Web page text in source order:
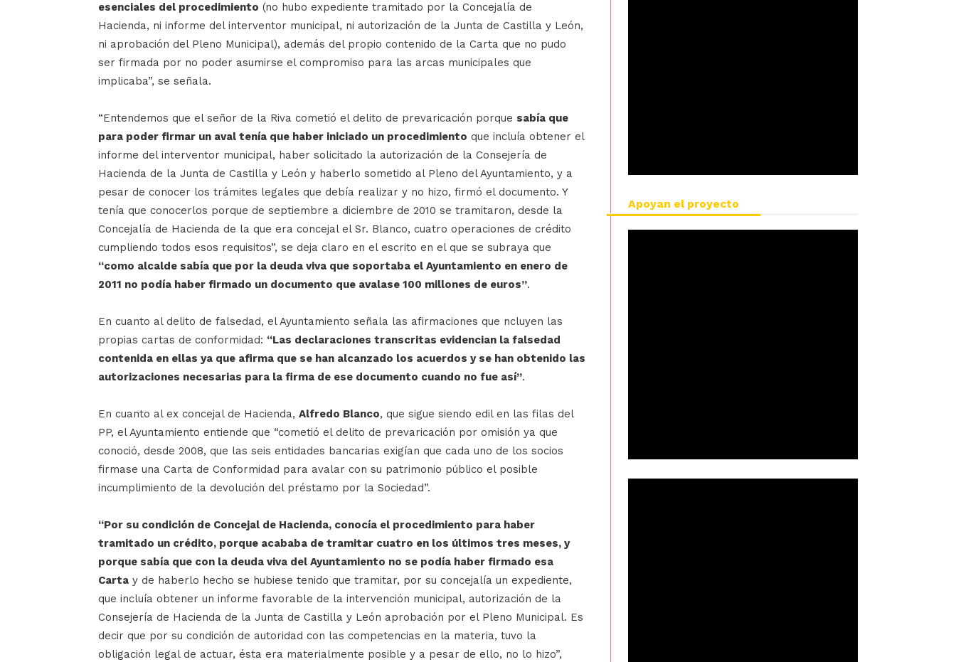
esenciales del procedimiento (no hubo expediente tramitado por la Concejalía de
Hacienda, ni informe del interventor municipal, ni autorización de la Junta de Castilla y León,
ni aprobación del Pleno Municipal), además del propio contenido de la Carta que no pudo
ser firmada por no poder asumirse el compromiso para las arcas municipales que
implicaba”, se señala.
“Entendemos que el señor de la Riva cometió el delito de prevaricación porque sabía que
para poder firmar un aval tenía que haber iniciado un procedimiento que incluía obtener el
informe del interventor municipal, haber solicitado la autorización de la Consejería de
Hacienda de la Junta de Castilla y León y haberlo sometido al Pleno del Ayuntamiento, y a
pesar de conocer los trámites legales que debía realizar y no hizo, firmó el documento. Y
tenía que conocerlos porque de septiembre a diciembre de 2010 se tramitaron, desde la
Concejalía de Hacienda de la que era concejal el Sr. Blanco, cuatro operaciones de crédito
cumpliendo todos esos requisitos”, se deja claro en el escrito en el que se subraya que
“como alcalde sabía que por la deuda viva que soportaba el Ayuntamiento en enero de
2011 no podía haber firmado un documento que avalase 100 millones de euros”.
En cuanto al delito de falsedad, el Ayuntamiento señala las afirmaciones que ncluyen las
propias cartas de conformidad: “Las declaraciones transcritas evidencian la falsedad
contenida en ellas ya que afirma que se han alcanzado los acuerdos y se han obtenido las
autorizaciones necesarias para la firma de ese documento cuando no fue así”.
En cuanto al ex concejal de Hacienda, Alfredo Blanco, que sigue siendo edil en las filas del
PP, el Ayuntamiento entiende que “cometió el delito de prevaricación por omisión ya que
conoció, desde 2008, que las seis entidades bancarias exigían que cada uno de los socios
firmase una Carta de Conformidad para avalar con su patrimonio público el posible
incumplimiento de la devolución del préstamo por la Sociedad”.
“Por su condición de Concejal de Hacienda, conocía el procedimiento para haber
tramitado un crédito, porque acababa de tramitar cuatro en los últimos tres meses, y
porque sabía que con la deuda viva del Ayuntamiento no se podía haber firmado esa
Carta y de haberlo hecho se hubiese tenido que tramitar, por su concejalía un expediente,
que incluía obtener un informe favorable de la intervención municipal, autorización de la
Consejería de Hacienda de la Junta de Castilla y León aprobación por el Pleno Municipal. Es
decir que por su condición de autoridad con las competencias en la materia, tuvo la
obligación legal de actuar, ésta era materialmente posible y a pesar de ello, no lo hizo”,
Apoyan el proyecto